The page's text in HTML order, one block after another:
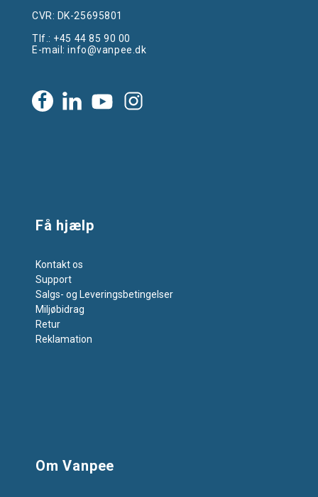
CVR: DK-25695801
Tlf.: +45 44 85 90 00
E-mail:info@vanpee.dk
Få hjælp
Kontakt os
Support
Salgs- og Leveringsbetingelser
Miljøbidrag
Retur
Reklamation
Om Vanpee